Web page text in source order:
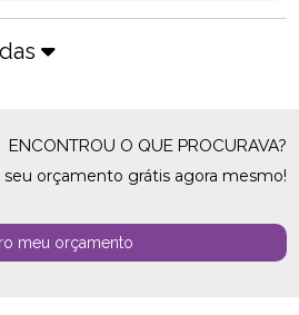
ENCONTROU O QUE PROCURAVA?
seu orçamento grátis agora mesmo!
meu orçamento